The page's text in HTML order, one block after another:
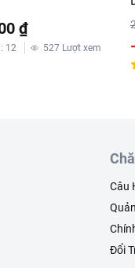
₫
: 12 527 Lượt xem
Câu
Đổi